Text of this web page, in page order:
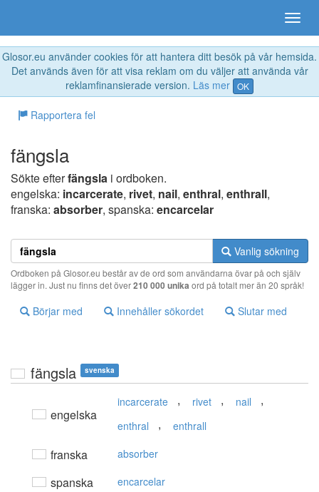
Glosor.eu använder cookies för att hantera ditt besök på vår hemsida.
Det används även för att visa reklam om du väljer att använda vår
reklamfinansierade version. Läs mer OK
Rapportera fel
fängsla
Sökte efterfängsla i ordboken.
engelska: incarcerate, rivet, nail, enthral, enthrall,
franska: absorber, spanska: encarcelar
Vanlig sökning
Ordboken på Glosor.eu består av de ord som användarna övar på och själv
lägger in. Just nu finns det över210 000 unika ord på totalt mer än 20 språk!
Börjar med Innehåller sökordet Slutar med
fängsla svenska
engelska
incarcerate , rivet , nail ,
enthral , enthrall
franska absorber
spanska encarcelar